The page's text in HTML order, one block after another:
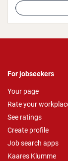
For jobseekers
Your page
Rate your
See ratings
Create profile
Job search apps
Kaares Klumme